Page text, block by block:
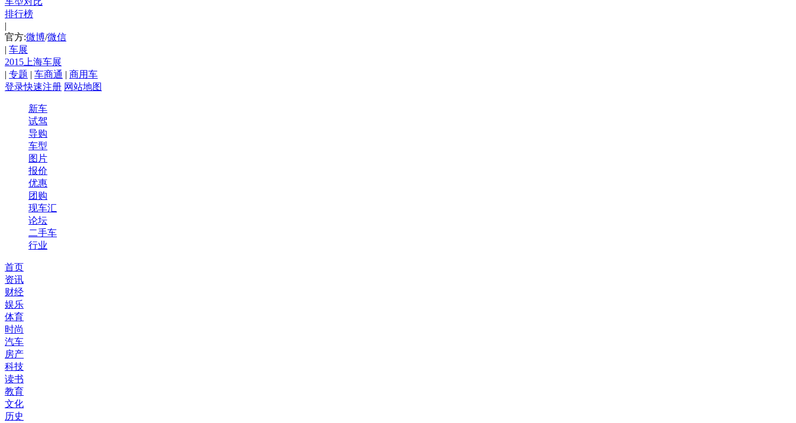
排行榜
|
官方:微博/微信
| 车展
2015上海车展
| 专题 | 车商通 | 商用车
登录快速注册 网站地图
新车
试驾
导购
车型
图片
报价
优惠
团购
现车汇
论坛
二手车
行业
首页
资讯
财经
娱乐
体育
时尚
汽车
房产
科技
读书
教育
文化
历史